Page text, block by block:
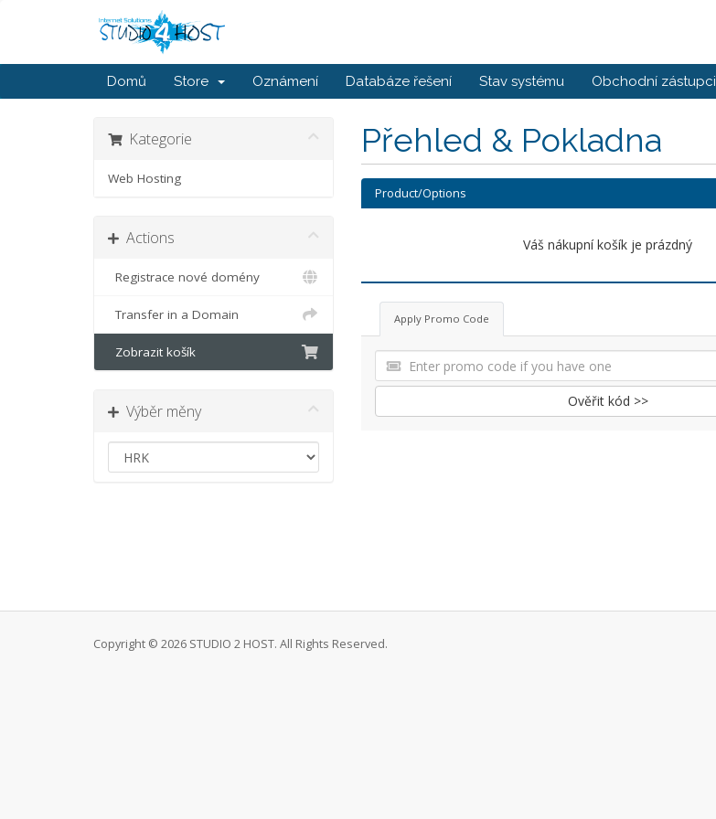
Domů Store Oznámení Databáze řešení Stav systému Obchodní zástupci
Kategorie
Web Hosting
Actions
Registrace nové domény
Transfer in a Domain
Zobrazit košík
Výběr měny
Přehled & Pokladna
Product/Options
Váš nákupní košík je prázdný
Apply Promo Code
Ověřit kód >>
Copyright © 2026 STUDIO 2 HOST. All Rights Reserved.